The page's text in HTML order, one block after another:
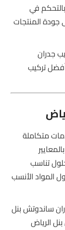
في
جودة المنتجات
جدران
تركيب
متكاملة
تناسب
المواد الأنسب
ساندوتش بنل
الرياض